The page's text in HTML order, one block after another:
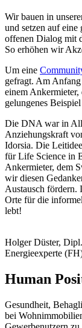
Wir bauen in
und setzen auf
offenen Dialog mit
So erhöhen wir
Um eine
gefragt. Am
einem
gelungenes
Die DNA war in
Anziehungskraft
Idorsia. Die
für Life Science in
Ankermieter, dem
wir diesen
Austausch fördern.
Orte für die
lebt!
Holger Düster,
Energieexperte
Human
Gesundheit,
bei